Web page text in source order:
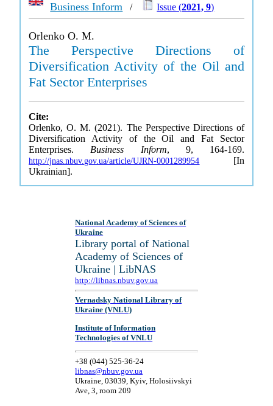
Business Inform / Issue (2021, 9)
Orlenko O. M.
The Perspective Directions of
Diversification Activity of the Oil and
Fat Sector Enterprises
Cite:
Orlenko, O. M. (2021). The Perspective Directions of
Diversification Activity of the Oil and Fat Sector
Enterprises. Business Inform, 9, 164-169.
http://jnas.nbuv.gov.ua/article/UJRN-0001289954 [In
Ukrainian].
National Academy of Sciences of
Ukraine
Library portal of National
Academy of Sciences of
Ukraine | LibNAS
http://libnas.nbuv.gov.ua
Vernadsky National Library of
Ukraine (VNLU)
Institute of Information
Technologies of VNLU
+38 (044) 525-36-24
libnas@nbuv.gov.ua
Ukraine, 03039, Kyiv, Holosiivskyi
Ave, 3, room 209